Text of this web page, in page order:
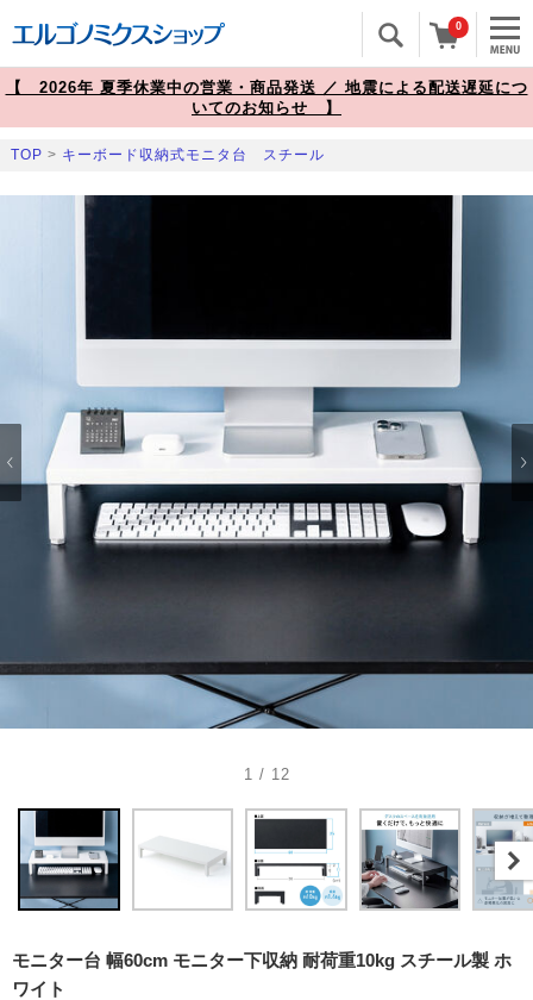
0
【 2026年 夏季休業中の営業・商品発送 ／ 地震による配送遅延につ
いてのお知らせ 】
TOP > キーボード収納式モニタ台 スチール
1 / 12
モニター台 幅60cm モニター下収納 耐荷重10kg スチール製 ホ
ワイト